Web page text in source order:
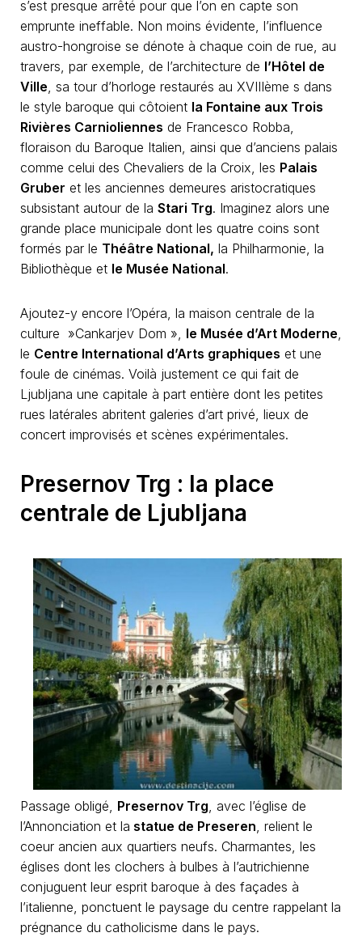
s’est presque arrêté pour que l’on en capte son
emprunte ineffable. Non moins évidente, l’influence
austro-hongroise se dénote à chaque coin de rue, au
travers, par exemple, de l’architecture de l’Hôtel de
Ville, sa tour d’horloge restaurés au XVIIIème s dans
le style baroque qui côtoient la Fontaine aux Trois
Rivières Carnioliennes de Francesco Robba,
floraison du Baroque Italien, ainsi que d’anciens palais
comme celui des Chevaliers de la Croix, les Palais
Gruber et les anciennes demeures aristocratiques
subsistant autour de la Stari Trg. Imaginez alors une
grande place municipale dont les quatre coins sont
formés par le Théâtre National, la Philharmonie, la
Bibliothèque et le Musée National.
Ajoutez-y encore l’Opéra, la maison centrale de la
culture »Cankarjev Dom », le Musée d’Art Moderne,
le Centre International d’Arts graphiques et une
foule de cinémas. Voilà justement ce qui fait de
Ljubljana une capitale à part entière dont les petites
rues latérales abritent galeries d’art privé, lieux de
concert improvisés et scènes expérimentales.
Presernov Trg : la place
centrale de Ljubljana
Passage obligé, Presernov Trg, avec l’église de
l’Annonciation et la statue de Preseren, relient le
coeur ancien aux quartiers neufs. Charmantes, les
églises dont les clochers à bulbes à l’autrichienne
conjuguent leur esprit baroque à des façades à
l’italienne, ponctuent le paysage du centre rappelant la
prégnance du catholicisme dans le pays.